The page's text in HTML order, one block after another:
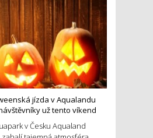
jízda v Aqualandu
už tento víkend
v Česku Aqualand